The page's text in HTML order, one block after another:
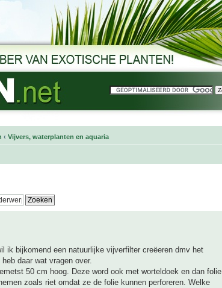
‹ Vijvers, waterplanten en aquaria
ik bijkomend een natuurlijke vijverfilter creëeren dmv het
daar wat vragen over.
50 cm hoog. Deze word ook met worteldoek en dan folie
zoals riet omdat ze de folie kunnen perforeren. Welke